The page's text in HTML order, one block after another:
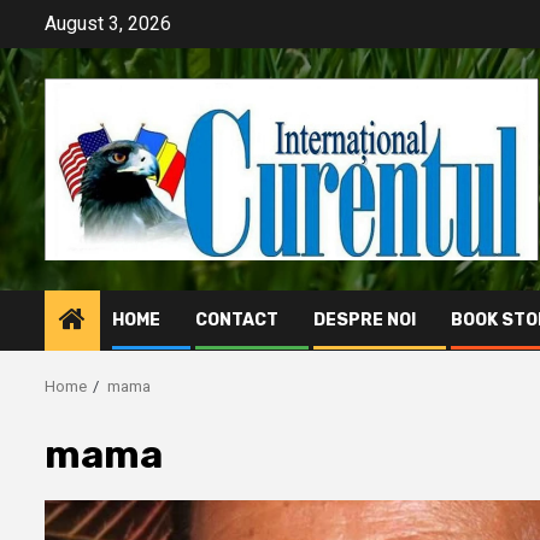
content
August 3, 2026
HOME CONTACT DESPRE NOI BOOK
Home mama
mama